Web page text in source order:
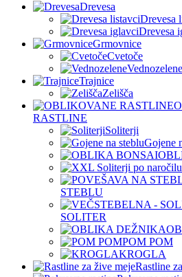
Drevesa
Drevesa
Drevesa
Grmovnice
Cvetoče
Vednozelene
Trajnice
Zelišča
RASTLINE
Soliterji
Gojene
STEBLU
SOLITER
POM POM
KROGLA
Rastline